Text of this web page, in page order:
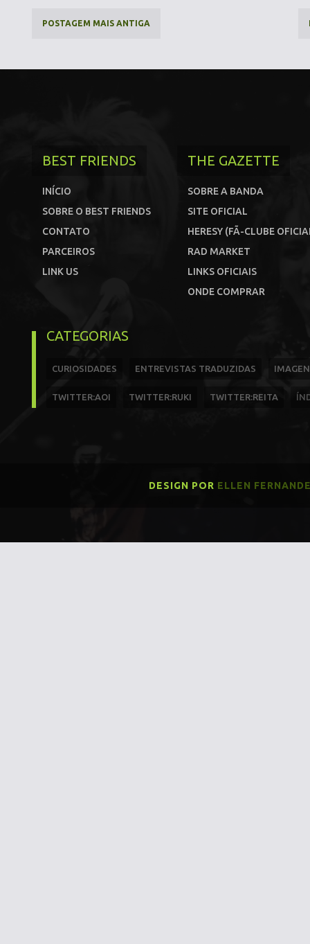
POSTAGEM MAIS ANTIGA
BEST FRIENDS
INÍCIO
SOBRE O BEST FRIENDS
CONTATO
PARCEIROS
LINK US
THE GAZETTE
SOBRE A BANDA
SITE OFICIAL
HERESY (FÃ-CLUBE
RAD MARKET
LINKS OFICIAIS
ONDE COMPRAR
CATEGORIAS
CURIOSIDADES ENTREVISTAS TRADUZIDAS
TWITTER:AOI TWITTER:RUKI TWITTER:REITA
DESIGN POR ELLEN